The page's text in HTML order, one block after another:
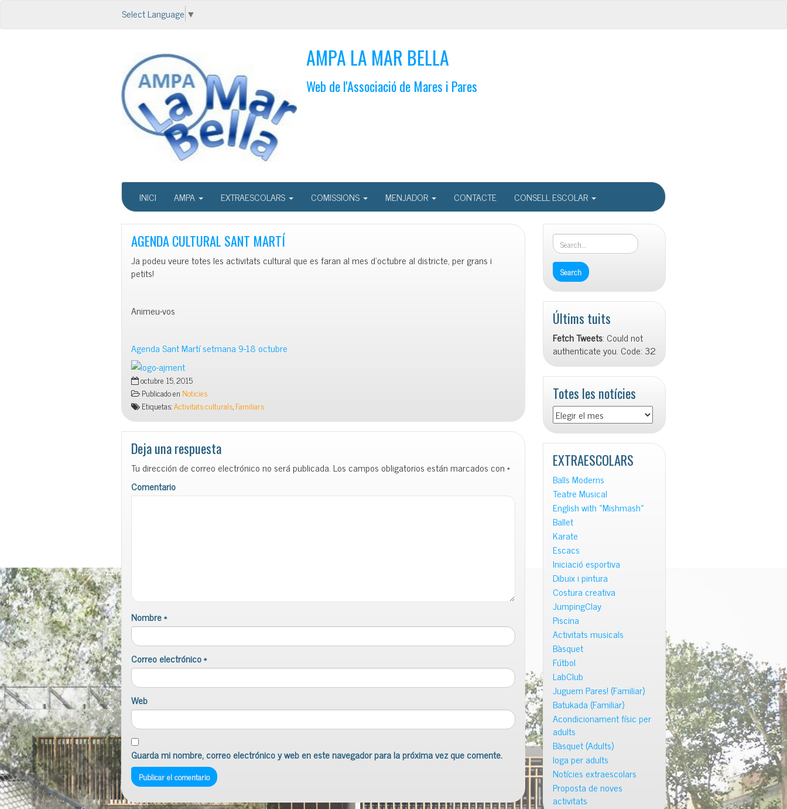
Select Language ▼
AMPA LA MAR BELLA
Web de l'Associació de Mares i Pares
INICI AMPA EXTRAESCOLARS COMISSIONS MENJADOR CONTACTE CONSELL ESCOLAR
AGENDA CULTURAL SANT MARTÍ
Ja podeu veure totes les activitats cultural que es faran al mes d’octubre al districte, per grans i
petits!
Animeu-vos
Agenda Sant Martí setmana 9-18 octubre
octubre 15, 2015
Publicado en Noticies
Etiquetas:Activitats culturals,Familiars
Deja una respuesta
Tu dirección de correo electrónico no será publicada. Los campos obligatorios están marcados con*
Comentario
Nombre*
Correo electrónico*
Web
Guarda mi nombre, correo electrónico y web en este navegador para la próxima vez que comente.
Últims tuits
Fetch Tweets: Could not
authenticate you. Code: 32
Totes les notícies
Totes
les
notícies
EXTRAESCOLARS
Balls Moderns
Teatre Musical
English with «Mishmash»
Ballet
Karate
Escacs
Iniciació esportiva
Dibuix i pintura
Costura creativa
JumpingClay
Piscina
Activitats musicals
Bàsquet
Fútbol
LabClub
Juguem Pares! (Familiar)
Batukada (Familiar)
Acondicionament físic per
adults
Bàsquet (Adults)
Ioga per adults
Notícies extraescolars
Proposta de noves
activitats